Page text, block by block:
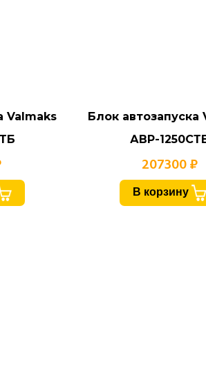
Valmaks
Блок автозапуска
АВР-
207300 ₽
В корзину